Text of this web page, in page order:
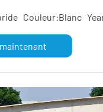
Couleur:Blanc